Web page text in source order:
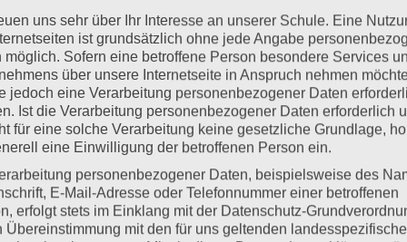
Sie sicher erreichen! Daher bitten wir Sie dringend,
oder per E-Mail, mitzuteilen.
den Schulanfang manchmal zu. Wir üben uns in
Dürfen wir Sie auch darum bitten? Bei Fragen
und morgens ab 7.45 Uhr ist eine Aufsicht
ungestörtes Lernen. Dazu gehört vor allem ein gutes
uns sehr über Ihr Interesse an unserer Schule. Eine
ist grundsätzlich ohne jede Angabe
möglich. Sofern eine betroffene Person besondere Services
über unsere Internetseite in Anspruch nehmen
jedoch eine Verarbeitung personenbezogener Daten
Ist die Verarbeitung personenbezogener Daten erforderlich
für eine solche Verarbeitung keine gesetzliche Grundlage,
eine Einwilligung der betroffenen Person ein.
personenbezogener Daten, beispielsweise des
E-Mail-Adresse oder Telefonnummer einer betroffenen
erfolgt stets im Einklang mit der Datenschutz-
Übereinstimmung mit den für uns geltenden